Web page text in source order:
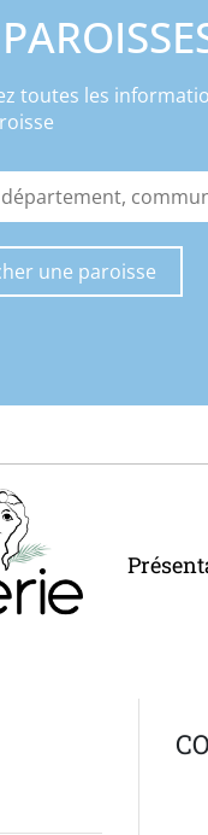
toutes les